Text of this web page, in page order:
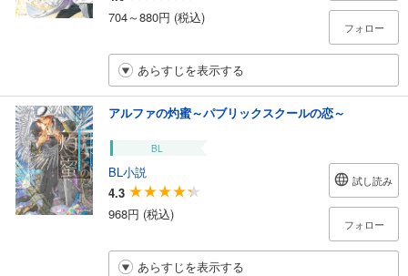
704～880円 (税込)
フォロー
あらすじを表示する
アルファの灼蜜～パブリックスクールの恋～
BL
BL小説
4.3
968円 (税込)
試し読み
フォロー
あらすじを表示する